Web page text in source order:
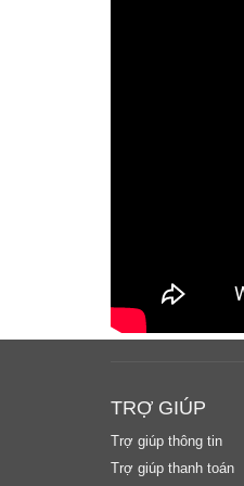
TRỢ GIÚP
Trợ giúp thông tin
Trợ giúp thanh toán